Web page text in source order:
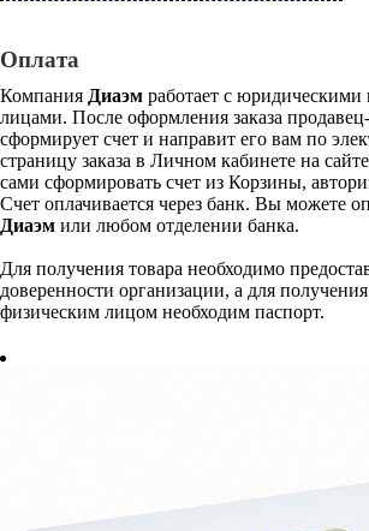
Оплата
Компания Диаэм работает с
лицами. После оформления заказа
сформирует счет и направит его вам по
страницу заказа в Личном кабинете на
сами сформировать счет из Корзины,
Счет оплачивается через банк. Вы можете
Диаэм или любом отделении банка.
Для получения товара необходимо
доверенности организации, а для
физическим лицом необходим паспорт.